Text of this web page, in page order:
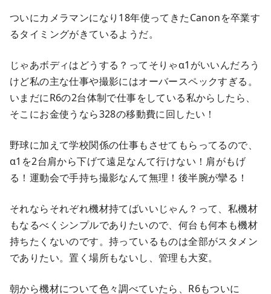
ついにカメラマンになり18年使ってきたCanonを卒業す
るタイミングがきているようだ。
じゃあボディはどうする？ってそりゃα1がいいんだろう
けど私の主な仕事や撮影にはオーバースペックすぎる。
いまだにR6の2台体制で仕事をしている私からしたら、
そこにお金使うなら328の移動費に回したい！
野球に加えて学校関係の仕事もさせてもらってるので、
α1を2台肩から下げて遠足なんて行けない！肩がもげ
る！運動会で手持ち撮影なんて無理！後半腕が攣る！
それならそれぞれ機材持てばいいじゃん？って、私機材
もなるべくシンプルでありたいので、何台も何本も機材
持ちたくないのです。持っているものは全部がスタメン
でありたい。置く場所もないし、管理も大変。
朝から機材について色々調べていたら、R6もついに